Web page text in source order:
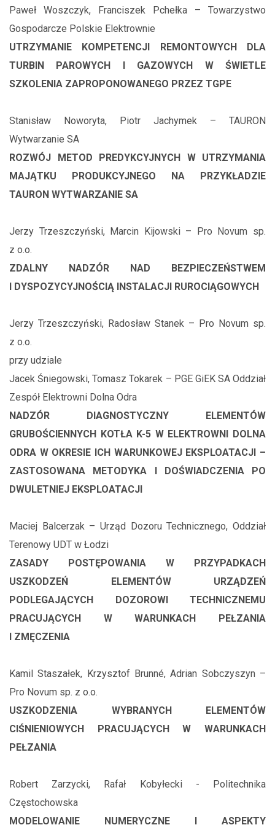
Paweł Woszczyk, Franciszek Pchełka – Towarzystwo
Gospodarcze Polskie Elektrownie
UTRZYMANIE KOMPETENCJI REMONTOWYCH DLA
TURBIN PAROWYCH I GAZOWYCH W ŚWIETLE
SZKOLENIA ZAPROPONOWANEGO PRZEZ TGPE
Stanisław Noworyta, Piotr Jachymek – TAURON
Wytwarzanie SA
ROZWÓJ METOD PREDYKCYJNYCH W UTRZYMANIA
MAJĄTKU PRODUKCYJNEGO NA PRZYKŁADZIE
TAURON WYTWARZANIE SA
Jerzy Trzeszczyński, Marcin Kijowski – Pro Novum sp.
z o.o.
ZDALNY NADZÓR NAD BEZPIECZEŃSTWEM
I DYSPOZYCYJNOŚCIĄ INSTALACJI RUROCIĄGOWYCH
Jerzy Trzeszczyński, Radosław Stanek – Pro Novum sp.
z o.o.
przy udziale
Jacek Śniegowski, Tomasz Tokarek – PGE GiEK SA Oddział
Zespół Elektrowni Dolna Odra
NADZÓR DIAGNOSTYCZNY ELEMENTÓW
GRUBOŚCIENNYCH KOTŁA K-5 W ELEKTROWNI DOLNA
ODRA W OKRESIE ICH WARUNKOWEJ EKSPLOATACJI –
ZASTOSOWANA METODYKA I DOŚWIADCZENIA PO
DWULETNIEJ EKSPLOATACJI
Maciej Balcerzak – Urząd Dozoru Technicznego, Oddział
Terenowy UDT w Łodzi
ZASADY POSTĘPOWANIA W PRZYPADKACH
USZKODZEŃ ELEMENTÓW URZĄDZEŃ
PODLEGAJĄCYCH DOZOROWI TECHNICZNEMU
PRACUJĄCYCH W WARUNKACH PEŁZANIA
I ZMĘCZENIA
Kamil Staszałek, Krzysztof Brunné, Adrian Sobczyszyn –
Pro Novum sp. z o.o.
USZKODZENIA WYBRANYCH ELEMENTÓW
CIŚNIENIOWYCH PRACUJĄCYCH W WARUNKACH
PEŁZANIA
Robert Zarzycki, Rafał Kobyłecki - Politechnika
Częstochowska
MODELOWANIE NUMERYCZNE I ASPEKTY